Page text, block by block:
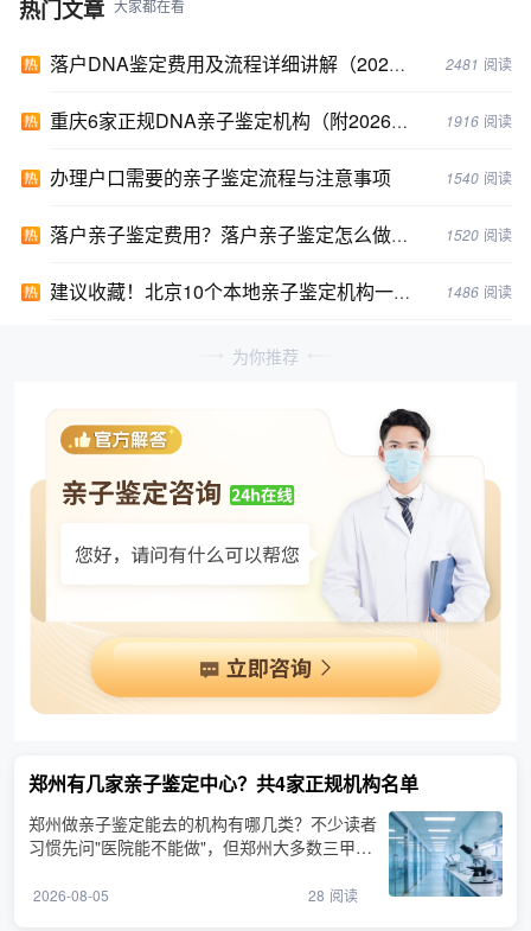
热门文章 大家都在看
2481 阅读
落户DNA鉴定费用及流程详细讲解（2024年落户亲子鉴定攻略）
1916 阅读
重庆6家正规DNA亲子鉴定机构（附2026年鉴定地址）
1540 阅读
办理户口需要的亲子鉴定流程与注意事项
1520 阅读
落户亲子鉴定费用？落户亲子鉴定怎么做?最新2024年亲子鉴定攻略
1486 阅读
建议收藏！北京10个本地亲子鉴定机构一览表/新汇总2024年鉴定机构
为你推荐
郑州有几家亲子鉴定中心？共4家正规机构名单
郑州做亲子鉴定能去的机构有哪几类？不少读者
习惯先问"医院能不能做"，但郑州大多数三甲医
2026-08-05 28 阅读